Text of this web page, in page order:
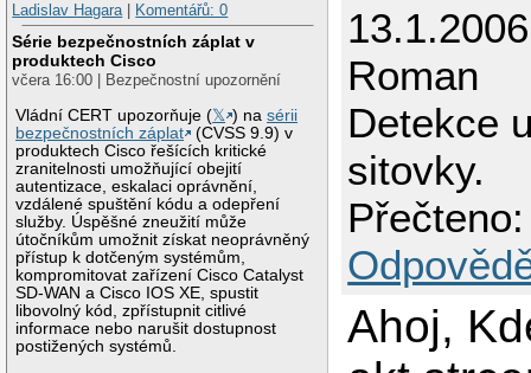
Ladislav Hagara| Komentářů: 0
Série bezpečnostních záplat v
produktech Cisco
včera 16:00 | Bezpečnostní upozornění
Vládní CERT upozorňuje (𝕏 ) nasérii
bezpečnostních záplat
(CVSS 9.9) v
produktech Cisco řešících kritické
zranitelnosti umožňující obejití
autentizace, eskalaci oprávnění,
vzdálené spuštění kódu a odepření
služby. Úspěšné zneužití může
útočníkům umožnit získat neoprávněný
přístup k dotčeným systémům,
kompromitovat zařízení Cisco Catalyst
SD-WAN a Cisco IOS XE, spustit
libovolný kód, zpřístupnit citlivé
informace nebo narušit dostupnost
postižených systémů.
Roman
Detekce
sitovky.
Ahoj,